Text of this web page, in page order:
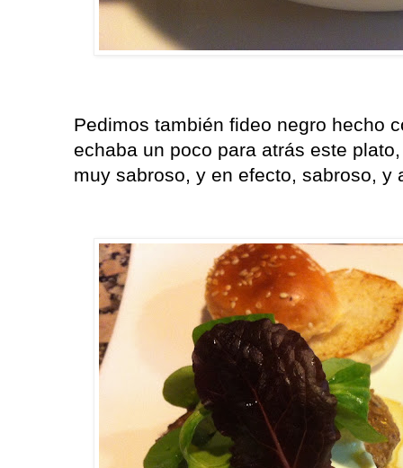
Pedimos también fideo negro hecho
echaba un poco para atrás este
muy sabroso, y en efecto, sabroso, y